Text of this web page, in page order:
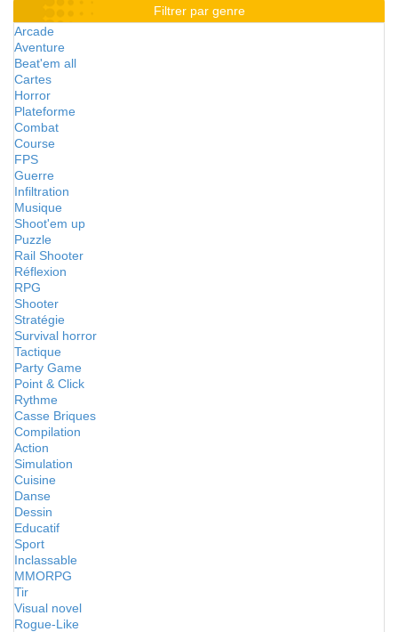
Filtrer par genre
Arcade
Aventure
Beat'em all
Cartes
Horror
Plateforme
Combat
Course
FPS
Guerre
Infiltration
Musique
Shoot'em up
Puzzle
Rail Shooter
Réflexion
RPG
Shooter
Stratégie
Survival horror
Tactique
Party Game
Point & Click
Rythme
Casse Briques
Compilation
Action
Simulation
Cuisine
Danse
Dessin
Educatif
Sport
Inclassable
MMORPG
Tir
Visual novel
Rogue-Like